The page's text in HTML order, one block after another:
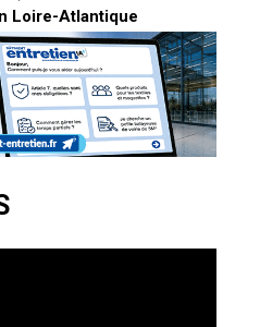
Loire-Atlantique